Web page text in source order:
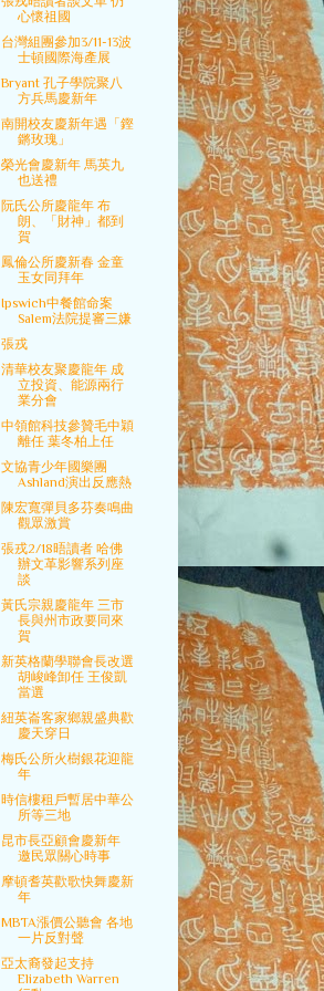
心懷祖國
台灣組團參加3/11-13波
士頓國際海產展
Bryant 孔子學院聚八
方兵馬慶新年
南開校友慶新年遇「鏗
鏘玫瑰」
榮光會慶新年 馬英九
也送禮
阮氏公所慶龍年 布
朗、「財神」都到
賀
鳳倫公所慶新春 金童
玉女同拜年
Ipswich中餐館命案
Salem法院提審三嫌
張戎
清華校友聚慶龍年 成
立投資、能源兩行
業分會
中領館科技參贊毛中穎
離任 葉冬柏上任
文協青少年國樂團
Ashland演出反應熱
陳宏寬彈貝多芬奏鳴曲
觀眾激賞
張戎2/18晤讀者 哈佛
辦文革影響系列座
談
黃氏宗親慶龍年 三市
長與州市政要同來
賀
新英格蘭學聯會長改選
胡峻峰卸任 王俊凱
當選
紐英崙客家鄉親盛典歡
慶天穿日
梅氏公所火樹銀花迎龍
年
時信樓租戶暫居中華公
所等三地
昆市長亞顧會慶新年
邀民眾關心時事
摩頓耆英歡歌快舞慶新
年
MBTA漲價公聽會 各地
一片反對聲
亞太裔發起支持
Elizabeth Warren